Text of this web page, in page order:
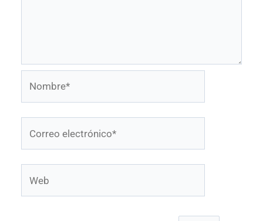
electrónico*